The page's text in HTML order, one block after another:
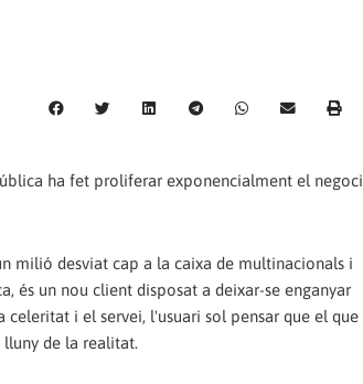
ha fet proliferar exponencialment el negoci
milió desviat cap a la caixa de multinacionals i
és un nou client disposat a deixar-se enganyar
celeritat i el servei, l'usuari sol pensar que el que
de la realitat.